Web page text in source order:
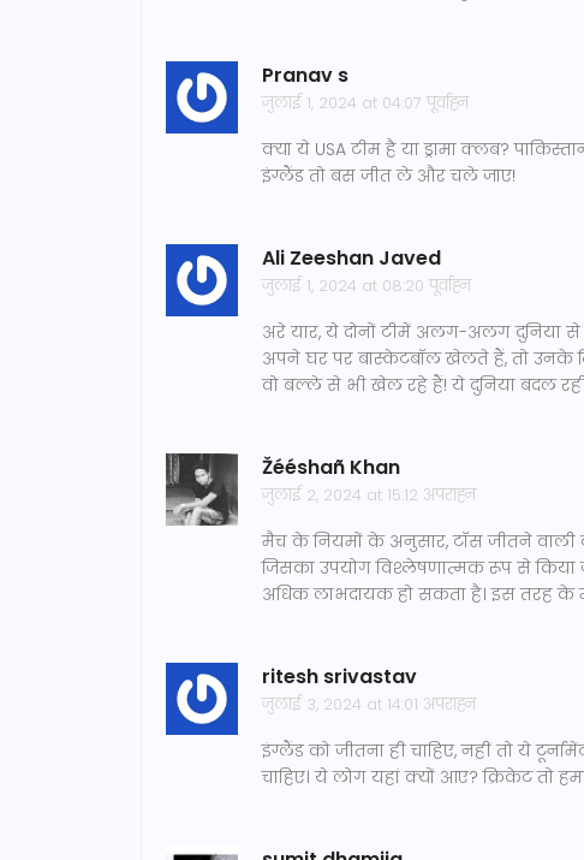
Pranav s
जुलाई 1, 2024 at 04:07 पूर्वाह्न
क्या ये USA टीम है या ड्रामा क्लब?
इंग्लैंड तो बस जीत ले और चले जाए!
Ali Zeeshan Javed
जुलाई 1, 2024 at 08:20 पूर्वाह्न
अरे यार, ये दोनों टीमें अलग-अलग दुनिया
अपने घर पर बास्केटबॉल खेलते हैं, तो उनके
वो बल्ले से भी खेल रहे हैं! ये दुनिया बदल
Žééshañ Khan
जुलाई 2, 2024 at 15:12 अपराह्न
मैच के नियमों के अनुसार, टॉस जीतने वाली
जिसका उपयोग विश्लेषणात्मक रूप से किया
अधिक लाभदायक हो सकता है। इस तरह के
ritesh srivastav
जुलाई 3, 2024 at 14:01 अपराह्न
इंग्लैंड को जीतना ही चाहिए, नहीं तो ये
चाहिए। ये लोग यहां क्यों आए? क्रिकेट तो